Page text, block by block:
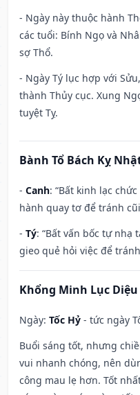
- Ngày này thuộc hành
các tuổi: Bính Ngọ và
sợ Thổ.
- Ngày Tý lục hợp với
thành Thủy cục. Xung
tuyệt Tỵ.
Bành Tổ Bách Kỵ
- Canh: “Bất kinh lạc
hành quay tơ để tránh
- Tý: “Bất vấn bốc tự nhạ
gieo quẻ hỏi việc để
Khổng Minh Lục Diệu
Ngày: Tốc Hỷ - tức ngày
Buổi sáng tốt, nhưng
vui nhanh chóng, nên
công mau lẹ hơn. Tốt